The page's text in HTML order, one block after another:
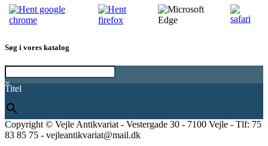
Søg i vores katalog
×
Titel
Copyright © Vejle Antikvariat - Vestergade 30 - 7100 Vejle - Tlf: 75
83 85 75 - vejleantikvariat@mail.dk